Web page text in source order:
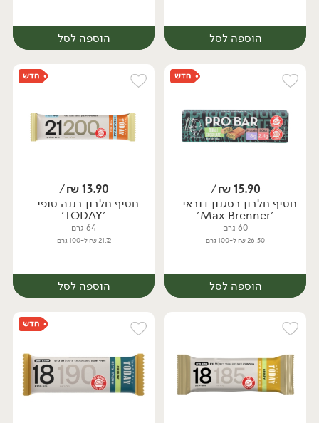
הוספה לסל הוספה לסל
15.90
₪
/
חטיף חלבון בסגנון דובאי -
'Max Brenner'
60 גרם
26.50 ₪ ל-100 גרם
הוספה לסל
13.90
₪
/
חטיף חלבון בננה טופי -
'TODAY'
64 גרם
21.72 ₪ ל-100 גרם
הוספה לסל